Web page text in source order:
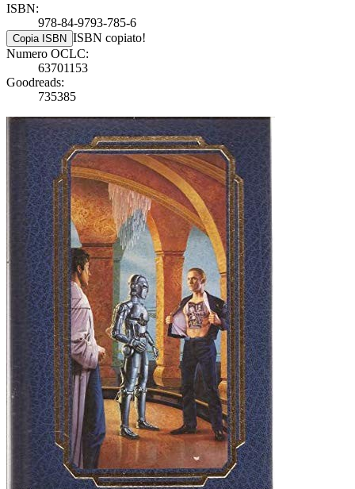
ISBN:
978-84-9793-785-6
Copia ISBN ISBN copiato!
Numero OCLC:
63701153
Goodreads:
735385